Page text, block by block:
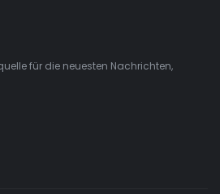
für die neuesten Nachrichten,